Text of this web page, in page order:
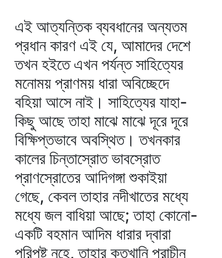
এই আত্যন্তিক ব্যবধানের অন্যতম
প্রধান কারণ এই যে, আমাদের দেশে
তখন হইতে এখন পর্যন্ত সাহিত্যের
মনোময় প্রাণময় ধারা অবিচ্ছেদে
বহিয়া আসে নাই। সাহিত্যের যাহা-
কিছু আছে তাহা মাঝে মাঝে দূরে দূরে
বিক্ষিপ্তভাবে অবস্থিত। তখনকার
কালের চিন্তাস্রোত ভাবস্রোত
প্রাণস্রোতের আদিগঙ্গা শুকাইয়া
গেছে, কেবল তাহার নদীখাতের মধ্যে
মধ্যে জল বাধিয়া আছে; তাহা কোনো-
একটি বহমান আদিম ধারার দ্বারা
পরিপুষ্ট নহে, তাহার কতখানি প্রাচীন